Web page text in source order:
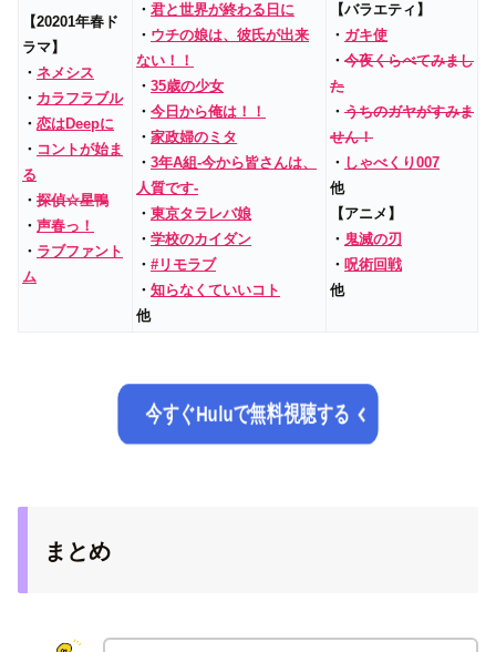
【20201年春ド
ラマ】
・ ネメシス
・ カラフラブル
・ 恋はDeepに
・ コントが始ま
る
・ 探偵☆星鴨
・ 声春っ！
・ ラブファント
ム
・ 君と世界が終わる日に
・ ウチの娘は、彼氏が出来
ない！！
・ 35歳の少女
・ 今日から俺は！！
・ 家政婦のミタ
・ 3年A組‐今から皆さんは、
人質です‐
・ 東京タラレバ娘
・ 学校のカイダン
・ #リモラブ
・ 知らなくていいコト
他
【バラエティ】
・ ガキ使
・ 今夜くらべてみまし
た
・ うちのガヤがすみま
せん！
・ しゃべくり007
他
【アニメ】
・ 鬼滅の刃
・ 呪術回戦
他
今すぐHuluで無料視聴する
まとめ